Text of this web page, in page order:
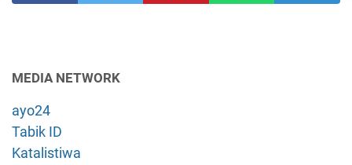
MEDIA NETWORK
ayo24
Tabik ID
Katalistiwa